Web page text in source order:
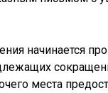
начинается
места